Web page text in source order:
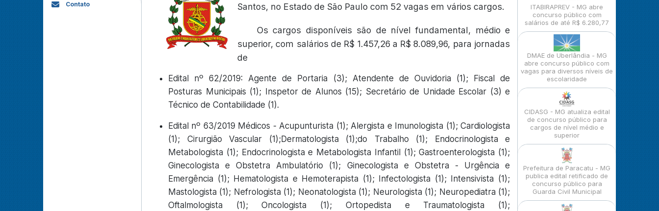
Contato
Santos, no Estado de São Paulo com 52 vagas em vários cargos.
Os cargos disponíveis são de nível fundamental, médio e
superior, com salários de R$ 1.457,26 a R$ 8.089,96, para jornadas
de
Edital nº 62/2019: Agente de Portaria (3); Atendente de Ouvidoria (1); Fiscal de
Posturas Municipais (1); Inspetor de Alunos (15); Secretário de Unidade Escolar (3) e
Técnico de Contabilidade (1).
Edital nº 63/2019 Médicos - Acupunturista (1); Alergista e Imunologista (1); Cardiologista
(1); Cirurgião Vascular (1);Dermatologista (1);do Trabalho (1); Endocrinologista e
Metabologista (1); Endocrinologista e Metabologista Infantil (1); Gastroenterologista (1);
Ginecologista e Obstetra Ambulatório (1); Ginecologista e Obstetra - Urgência e
Emergência (1); Hematologista e Hemoterapista (1); Infectologista (1); Intensivista (1);
Mastologista (1); Nefrologista (1); Neonatologista (1); Neurologista (1); Neuropediatra (1);
Oftalmologista (1); Oncologista (1); Ortopedista e Traumatologista (1);
ITABIRAPREV - MG abre
concurso público com
salários de até R$ 6.280,77
DMAE de Uberlândia - MG
abre concurso público com
vagas para diversos níveis de
escolaridade
CIDASG - MG atualiza edital
de concurso público para
cargos de nível médio e
superior
Prefeitura de Paracatu - MG
publica edital retificado de
concurso público para
Guarda Civil Municipal